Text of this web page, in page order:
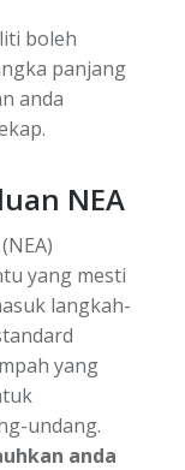
boleh
panjang
anda
NEA
yang mesti
langkah-
yang
undang.
anda